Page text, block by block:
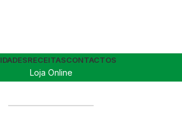
RECEITASCONTACTOS
Loja Online